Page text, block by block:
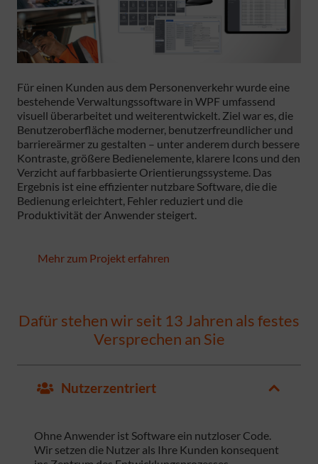
Für einen Kunden aus dem Personenverkehr wurde eine
bestehende Verwaltungssoftware in WPF umfassend
visuell überarbeitet und weiterentwickelt. Ziel war es, die
Benutzeroberfläche moderner, benutzerfreundlicher und
barriereärmer zu gestalten – unter anderem durch bessere
Kontraste, größere Bedienelemente, klarere Icons und den
Verzicht auf farbbasierte Orientierungssysteme. Das
Ergebnis ist eine effizienter nutzbare Software, die die
Bedienung erleichtert, Fehler reduziert und die
Produktivität der Anwender steigert.
Mehr zum Projekt erfahren
Dafür stehen wir seit 13 Jahren als festes
Versprechen an Sie
Nutzerzentriert
Ohne Anwender ist Software ein nutzloser Code.
Wir setzen die Nutzer als Ihre Kunden konsequent